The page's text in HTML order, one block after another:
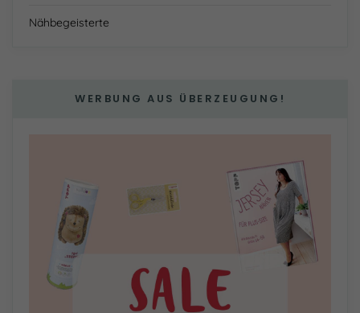
Nähbegeisterte
WERBUNG AUS ÜBERZEUGUNG!